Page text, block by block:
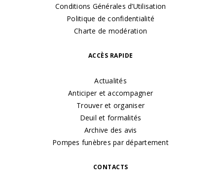
Conditions Générales d’Utilisation
Politique de confidentialité
Charte de modération
ACCÈS RAPIDE
Actualités
Anticiper et accompagner
Trouver et organiser
Deuil et formalités
Archive des avis
Pompes funèbres par département
CONTACTS